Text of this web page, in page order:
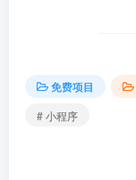
免费项目
# 小程序